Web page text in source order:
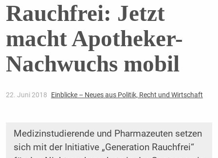
Rauchfrei: Jetzt
macht Apotheker-
Nachwuchs mobil
22. Juni 2018 Einblicke – Neues aus Politik, Recht und Wirtschaft
Medizinstudierende und Pharmazeuten setzen
sich mit der Initiative „Generation Rauchfrei“